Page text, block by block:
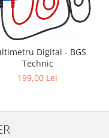
Digital - BGS
Technic
199,00 Lei